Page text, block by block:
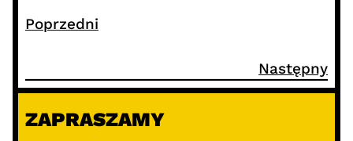
Poprzedni
Następny
ZAPRASZAMY